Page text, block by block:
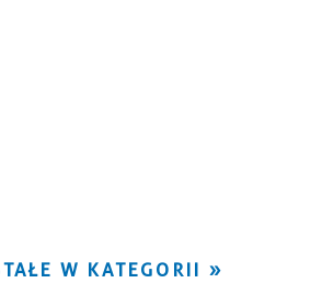
W KATEGORII